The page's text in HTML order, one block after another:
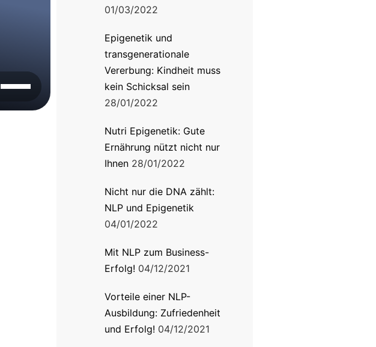
Pfeiltasten
Hoch/Runter
01/03/2022
Epigenetik und
transgenerationale
Vererbung: Kindheit muss
kein Schicksal sein
28/01/2022
Nutri Epigenetik: Gute
Ernährung nützt nicht nur
Ihnen 28/01/2022
Nicht nur die DNA zählt:
NLP und Epigenetik
04/01/2022
Mit NLP zum Business-
Erfolg! 04/12/2021
Vorteile einer NLP-
Ausbildung: Zufriedenheit
und Erfolg! 04/12/2021